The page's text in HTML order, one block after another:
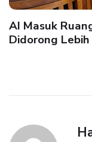
AI Masuk
Didorong